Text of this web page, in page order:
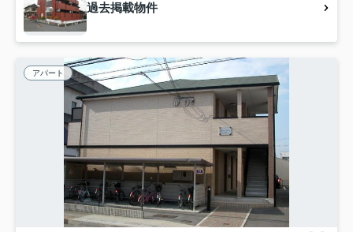
過去掲載物件
アパート